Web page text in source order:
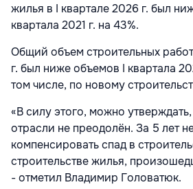
жилья в I квартале 2026 г. был
квартала 2021 г. на 43%.
Общий объем строительных
г. был ниже объемов I квартала
том числе, по новому
«В силу этого, можно
отрасли не преодолён. За 5 лет
компенсировать спад в
строительстве жилья,
- отметил Владимир Головатюк.